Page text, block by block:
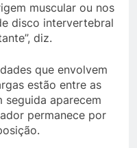
muscular ou nos
disco intervertebral
diz.
que envolvem
estão entre as
seguida aparecem
permanece por